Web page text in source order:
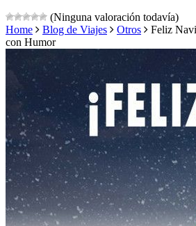
(Ninguna valoración todavía)
Home
Blog de Viajes Otros
Feliz
con Humor